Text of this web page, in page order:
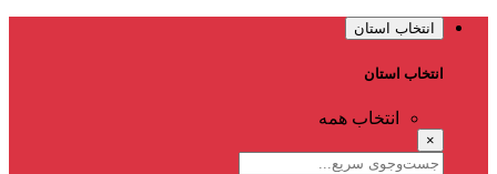
انتخاب استان
انتخاب استان
انتخاب همه
×